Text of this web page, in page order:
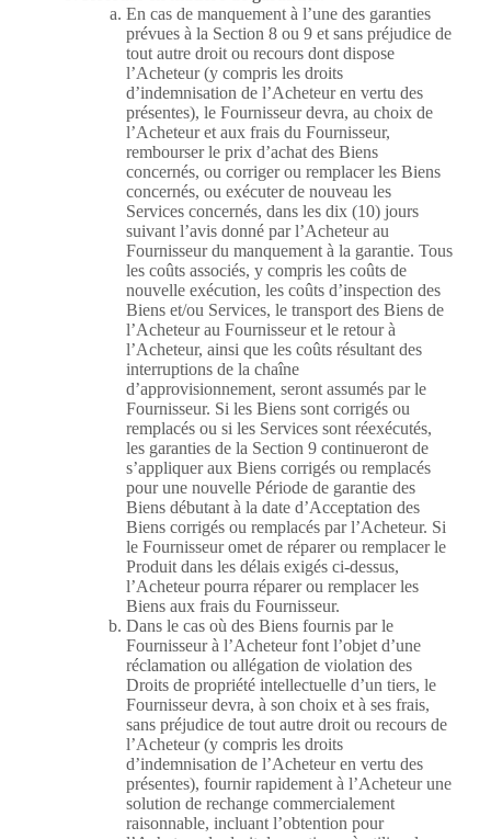
En cas de manquement à l’une des garanties
prévues à la Section 8 ou 9 et sans préjudice de
tout autre droit ou recours dont dispose
l’Acheteur (y compris les droits
d’indemnisation de l’Acheteur en vertu des
présentes), le Fournisseur devra, au choix de
l’Acheteur et aux frais du Fournisseur,
rembourser le prix d’achat des Biens
concernés, ou corriger ou remplacer les Biens
concernés, ou exécuter de nouveau les
Services concernés, dans les dix (10) jours
suivant l’avis donné par l’Acheteur au
Fournisseur du manquement à la garantie. Tous
les coûts associés, y compris les coûts de
nouvelle exécution, les coûts d’inspection des
Biens et/ou Services, le transport des Biens de
l’Acheteur au Fournisseur et le retour à
l’Acheteur, ainsi que les coûts résultant des
interruptions de la chaîne
d’approvisionnement, seront assumés par le
Fournisseur. Si les Biens sont corrigés ou
remplacés ou si les Services sont réexécutés,
les garanties de la Section 9 continueront de
s’appliquer aux Biens corrigés ou remplacés
pour une nouvelle Période de garantie des
Biens débutant à la date d’Acceptation des
Biens corrigés ou remplacés par l’Acheteur. Si
le Fournisseur omet de réparer ou remplacer le
Produit dans les délais exigés ci-dessus,
l’Acheteur pourra réparer ou remplacer les
Biens aux frais du Fournisseur.
Dans le cas où des Biens fournis par le
Fournisseur à l’Acheteur font l’objet d’une
réclamation ou allégation de violation des
Droits de propriété intellectuelle d’un tiers, le
Fournisseur devra, à son choix et à ses frais,
sans préjudice de tout autre droit ou recours de
l’Acheteur (y compris les droits
d’indemnisation de l’Acheteur en vertu des
présentes), fournir rapidement à l’Acheteur une
solution de rechange commercialement
raisonnable, incluant l’obtention pour